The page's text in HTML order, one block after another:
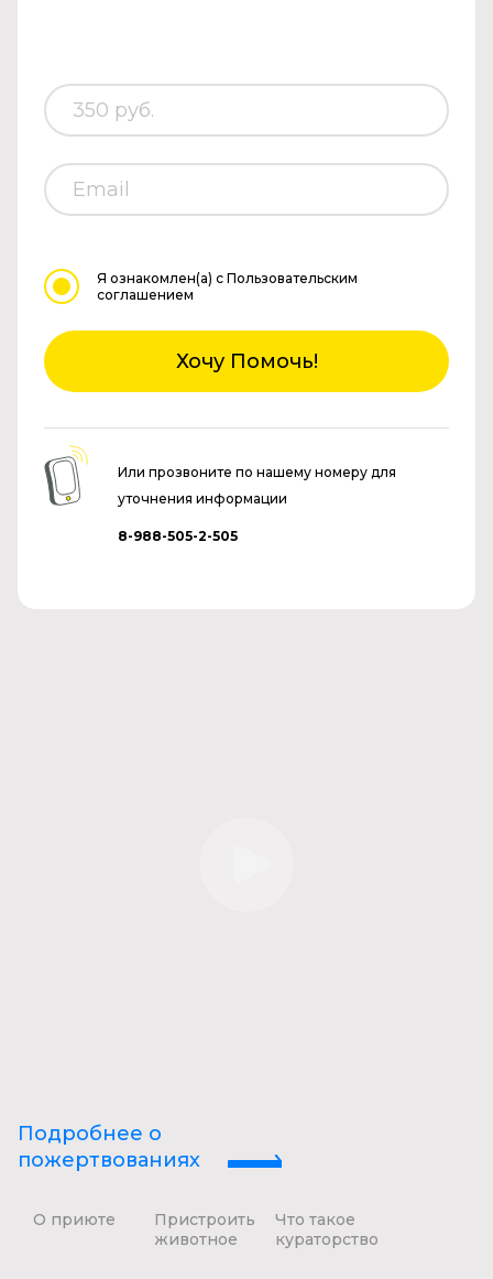
Я ознакомлен(а) с Пользовательским
соглашением
Хочу Помочь!
Или прозвоните по нашему номеру для
уточнения информации
8-988-505-2-505
Подробнее о
пожертвованиях
О приюте
Пристроить
животное
Что такое
кураторство